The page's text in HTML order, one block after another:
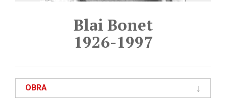
Blai Bonet
1926-1997
OBRA